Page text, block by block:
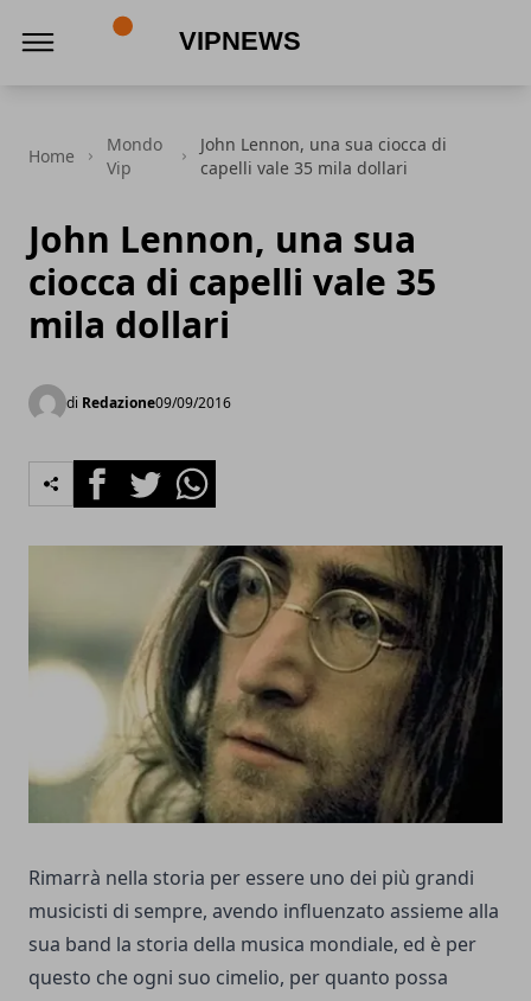
Home
Mondo
Vip
John Lennon, una sua ciocca di
capelli vale 35 mila dollari
John Lennon, una sua
ciocca di capelli vale 35
mila dollari
di Redazione09/09/2016
FacebookTwitterWhatsapp
Rimarrà nella storia per essere uno dei più grandi
musicisti di sempre, avendo influenzato assieme alla
sua band la storia della musica mondiale, ed è per
questo che ogni suo cimelio, per quanto possa